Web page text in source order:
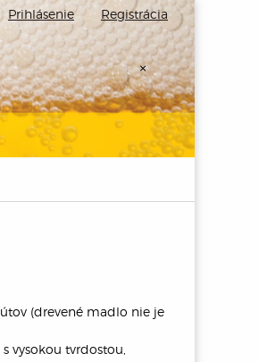
Prihlásenie Registrácia
×
(drevené madlo nie je
vysokou tvrdostou,